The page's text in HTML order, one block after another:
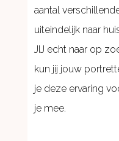
aantal
uiteindelijk naar
JIJ echt naar op
kun jij jouw
je deze ervaring
je mee.